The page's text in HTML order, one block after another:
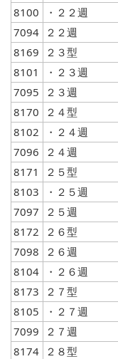
8100
・２２週
7094 ２２週
8169
２３型
8101
・２３週
7095
２３週
8170
２４型
8102
・２４週
7096
２４週
8171
２５型
8103
・２５週
7097
２５週
8172
２６型
7098
２６週
8104
・２６週
8173
２７型
8105
・２７週
7099
２７週
8174 ２８型